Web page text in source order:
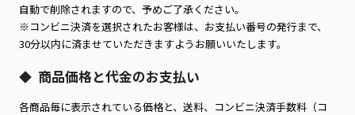
自動で削除されますので、予めご了承ください。
※コンビニ決済を選択されたお客様は、お支払い番号の発行まで、
30分以内に済ませていただきますようお願いいたします。
◆ 商品価格と代金のお支払い
各商品毎に表示されている価格と、送料、コンビニ決済手数料（コ